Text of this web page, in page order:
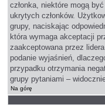
członka, niektóre mogą
ukrytych członków.
grupy, naciskając
która wymaga akceptacji
zaakceptowana przez
podanie wyjaśnień,
przypadku otrzymania
grupy pytaniami –
Na górę